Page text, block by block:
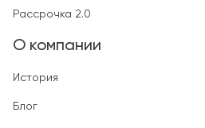
Рассрочка 2.0
О компании
История
Блог